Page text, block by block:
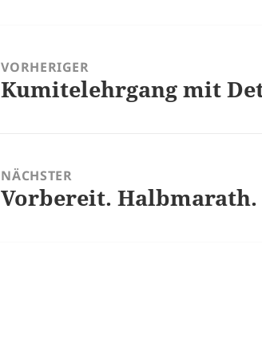
VORHERIGER
Vorheriger
Kumitelehrgang mit
NÄCHSTER
Nächster
Vorbereit. Halbmarath.